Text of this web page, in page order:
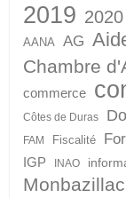
2019 2020
AANA AG
Chambre
commerce
Côtes de Duras
FAM Fiscalité
IGP INAO
Monbazillac